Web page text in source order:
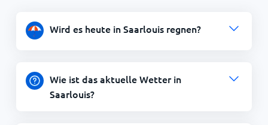
Wird es heute in Saarlouis regnen?
Wie ist das aktuelle Wetter in
Saarlouis?